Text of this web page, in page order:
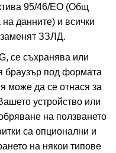
95/46/EО (Общ
данните) и всички
ЗЗЛД.
се съхранява или
браузър под формата
може да се отнася за
устройство или
на ползването
са опционални и
на някои типове